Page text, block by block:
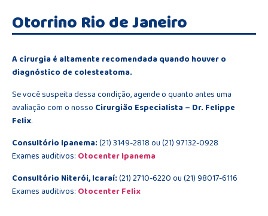
Otorrino Rio de Janeiro
A cirurgia é altamente recomendada quando houver o
diagnóstico de colesteatoma.
Se você suspeita dessa condição, agende o quanto antes uma
avaliação com o nosso Cirurgião Especialista – Dr. Felippe
Felix.
Consultório Ipanema:(21) 3149-2818 ou (21) 97132-0928
Exames auditivos: Otocenter Ipanema
Consultório Niterói, Icaraí:(21) 2710-6220 ou (21) 98017-6116
Exames auditivos: Otocenter Felix